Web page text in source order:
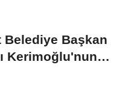
Belediye Başkan
Kerimoğlu'nun